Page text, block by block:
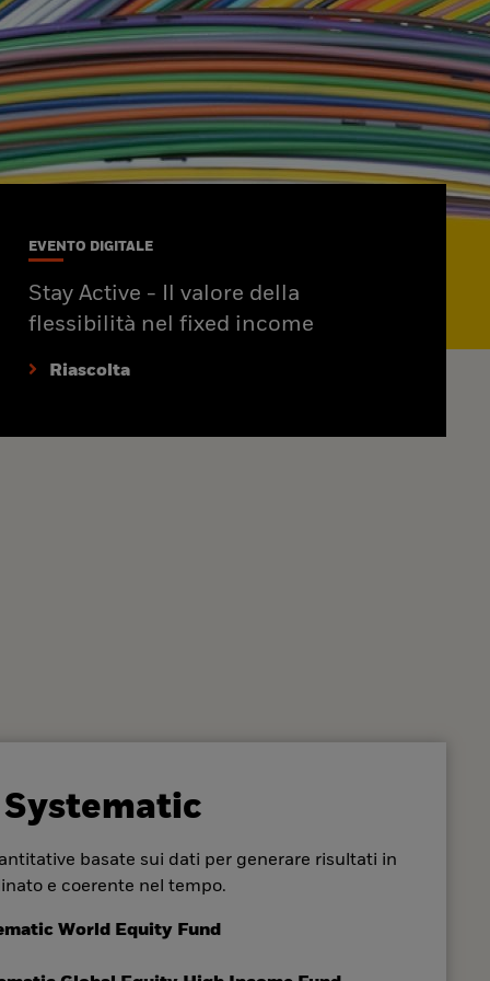
EVENTO DIGITALE
Stay Active - Il valore della
flessibilità nel fixed income
Riascolta
Systematic
basate sui dati per generare risultati in
e coerente nel tempo.
World Equity Fund